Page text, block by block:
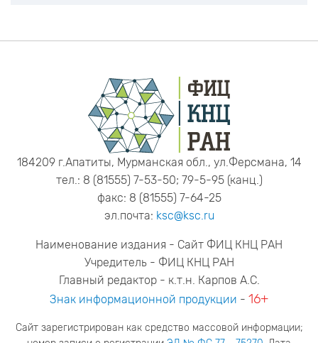
184209 г.Апатиты, Мурманская обл., ул.Ферсмана, 14
тел.: 8 (81555) 7-53-50; 79-5-95 (канц.)
факс: 8 (81555) 7-64-25
эл.почта: ksc@ksc.ru
Наименование издания - Сайт ФИЦ КНЦ РАН
Учредитель - ФИЦ КНЦ РАН
Главный редактор - к.т.н. Карпов А.С.
Знак информационной продукции - 16+
Сайт зарегистрирован как средство массовой информации;